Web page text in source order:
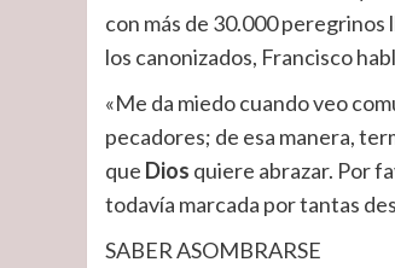
con más de 30.000 peregrinos
los canonizados, Francisco
«Me da miedo cuando veo
pecadores; de esa manera,
que Dios quiere abrazar. Por
todavía marcada por tantas
SABER ASOMBRARSE